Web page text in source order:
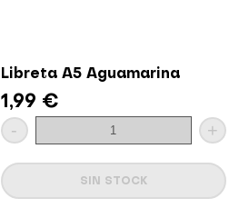
Libreta A5 Aguamarina
1,99 €
- +
SIN STOCK